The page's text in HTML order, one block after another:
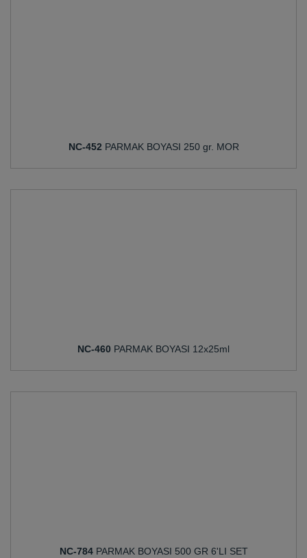
NC-452 PARMAK BOYASI 250 gr. MOR
NC-460 PARMAK BOYASI 12x25ml
NC-784PARMAK BOYASI 500 GR 6'LI SET